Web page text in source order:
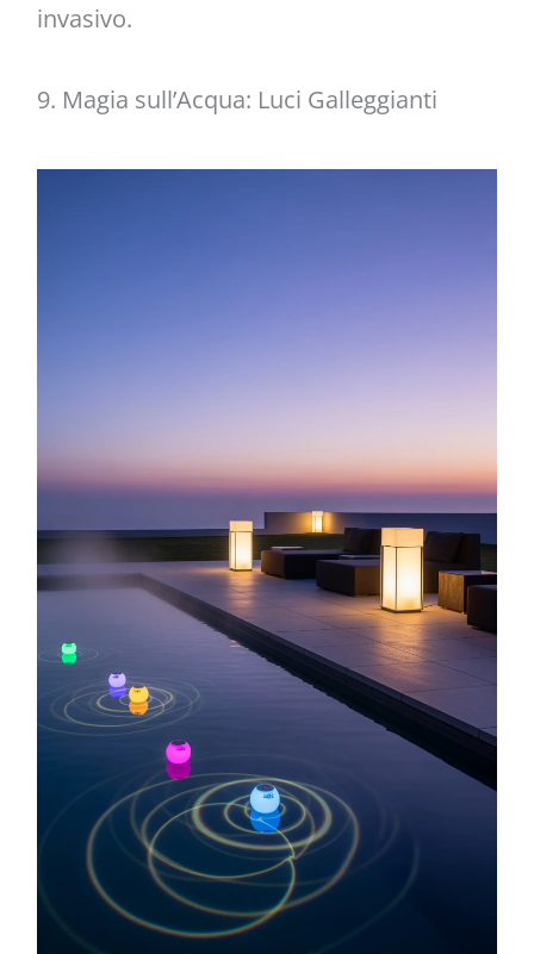
invasivo.
9. Magia sull’Acqua: Luci Galleggianti